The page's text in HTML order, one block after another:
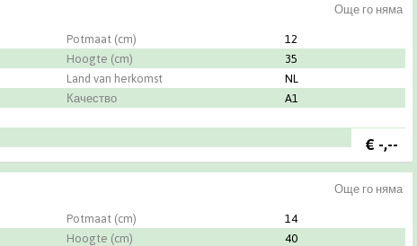
Още го няма
Potmaat (cm)
12
Hoogte (cm)
35
Land van herkomst
NL
Качество
A1
€ -,--
Още го няма
Potmaat (cm)
14
Hoogte (cm)
40